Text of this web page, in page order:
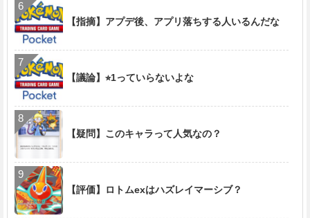
【指摘】アプデ後、アプリ落ちする人いるんだな
【議論】⭐︎1っていらないよな
【疑問】このキャラって人気なの？
【評価】ロトムexはハズレイマーシブ？